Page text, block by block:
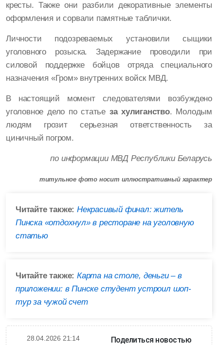
кресты. Также они разбили декоративные элементы
оформления и сорвали памятные таблички.
Личности подозреваемых установили сыщики
уголовного розыска. Задержание проводили при
силовой поддержке бойцов отряда специального
назначения «Гром» внутренних войск МВД.
В настоящий момент следователями возбуждено
уголовное дело по статье за хулиганство. Молодым
людям грозит серьезная ответственность за
циничный погром.
по информации МВД Республики Беларусь
титульное фото носит иллюстративный характер
Читайте также: Некрасивый финал: житель
Пинска «отдохнул» в ресторане на уголовную
статью
Читайте также: Карта на столе, деньги – в
приложении: в Пинске студент устроил шоп-
тур за чужой счет
28.04.2026 21:14 Поделиться новостью